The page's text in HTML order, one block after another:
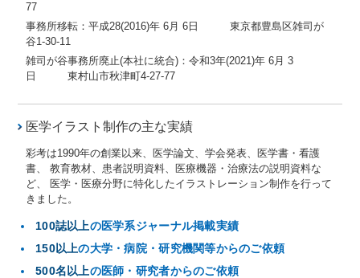
77
事務所移転：平成28(2016)年 6月 6日 東京都豊島区雑司が
谷1-30-11
雑司が谷事務所廃止(本社に統合)：令和3年(2021)年 6月 3
日 東村山市秋津町4-27-77
医学イラスト制作の主な実績
彩考は1990年の創業以来、医学論文、学会発表、医学書・看護
書、 教育教材、患者説明資料、医療機器・治療法の説明資料な
ど、 医学・医療分野に特化したイラストレーション制作を行って
きました。
100誌以上の医学系ジャーナル掲載実績
150以上の大学・病院・研究機関等からのご依頼
500名以上の医師・研究者からのご依頼